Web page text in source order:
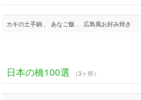
カキの土手鍋 、 あなご飯 、 広島風お好み焼き
日本の橋100選 （3ヶ所）